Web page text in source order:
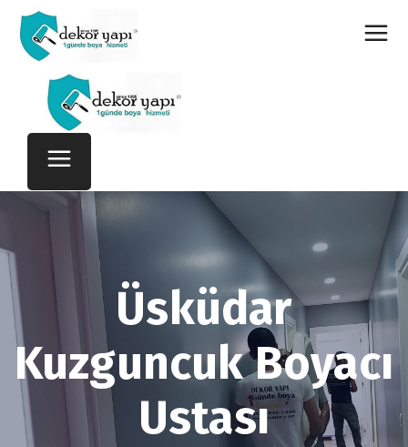
Üsküdar
Kuzguncuk Boyacı
Ustası